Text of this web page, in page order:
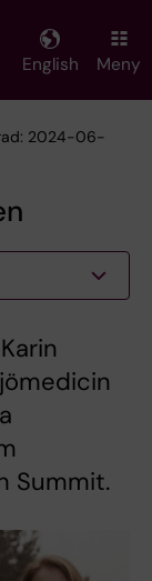
English Meny
2024-06-
Summit.